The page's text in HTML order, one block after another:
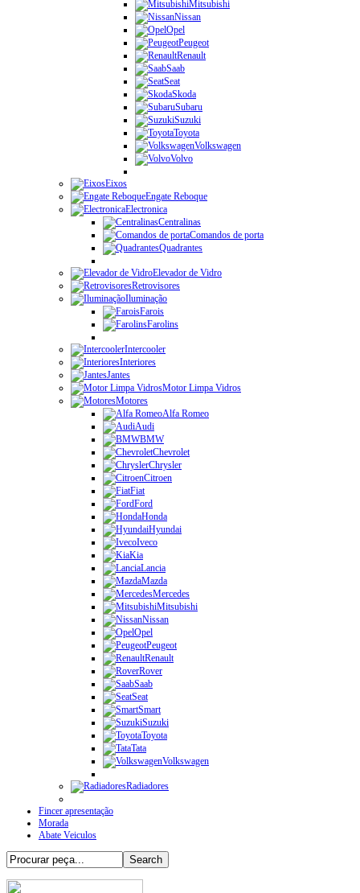
Mitsubishi
Nissan
Opel
Peugeot
Renault
Saab
Seat
Skoda
Subaru
Suzuki
Toyota
Volkswagen
Volvo
Eixos
Engate Reboque
Electronica
Centralinas
Comandos de porta
Quadrantes
Elevador de Vidro
Retrovisores
Iluminação
Farois
Farolins
Intercooler
Interiores
Jantes
Motor Limpa Vidros
Motores
Alfa Romeo
Audi
BMW
Chevrolet
Chrysler
Citroen
Fiat
Ford
Honda
Hyundai
Iveco
Kia
Lancia
Mazda
Mercedes
Mitsubishi
Nissan
Opel
Peugeot
Renault
Rover
Saab
Seat
Smart
Suzuki
Toyota
Tata
Volkswagen
Radiadores
Fincer apresentação
Morada
Abate Veiculos